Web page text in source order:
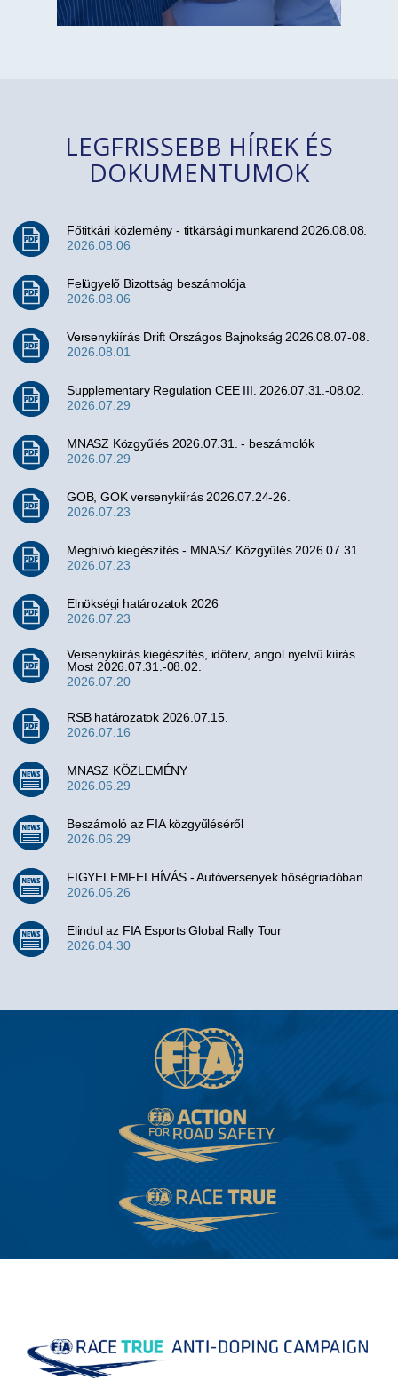
LEGFRISSEBB HÍREK ÉS
DOKUMENTUMOK
Főtitkári közlemény - titkársági munkarend 2026.08.08.
2026.08.06
Felügyelő Bizottság beszámolója
2026.08.06
Versenykiírás Drift Országos Bajnokság 2026.08.07-08.
2026.08.01
Supplementary Regulation CEE III. 2026.07.31.-08.02.
2026.07.29
MNASZ Közgyűlés 2026.07.31. - beszámolók
2026.07.29
GOB, GOK versenykiírás 2026.07.24-26.
2026.07.23
Meghívó kiegészítés - MNASZ Közgyűlés 2026.07.31.
2026.07.23
Elnökségi határozatok 2026
2026.07.23
Versenykiírás kiegészítés, időterv, angol nyelvű kiírás
Most 2026.07.31.-08.02.
2026.07.20
RSB határozatok 2026.07.15.
2026.07.16
MNASZ KÖZLEMÉNY
2026.06.29
Beszámoló az FIA közgyűléséről
2026.06.29
FIGYELEMFELHÍVÁS - Autóversenyek hőségriadóban
2026.06.26
Elindul az FIA Esports Global Rally Tour
2026.04.30